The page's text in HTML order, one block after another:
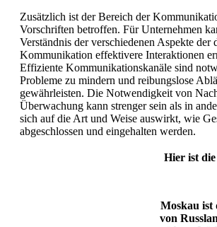
Zusätzlich ist der Bereich der
Vorschriften betroffen. Für Unternehmen
Verständnis der verschiedenen Aspekte der
Kommunikation effektivere Interaktionen
Effiziente Kommunikationskanäle sind
Probleme zu mindern und reibungslose
gewährleisten. Die Notwendigkeit von
Überwachung kann strenger sein als in
sich auf die Art und Weise auswirkt, wie
abgeschlossen und eingehalten werden.
Hier ist
Moskau ist
von